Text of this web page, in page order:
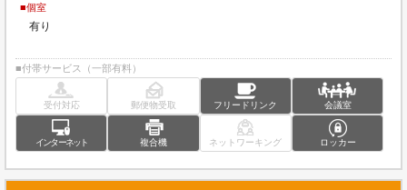
■個室
有り
■付帯サービス（一部有料）
受付対応 郵便物受取 フリードリンク 会議室
インターネット 複合機 ネットワーキング ロッカー